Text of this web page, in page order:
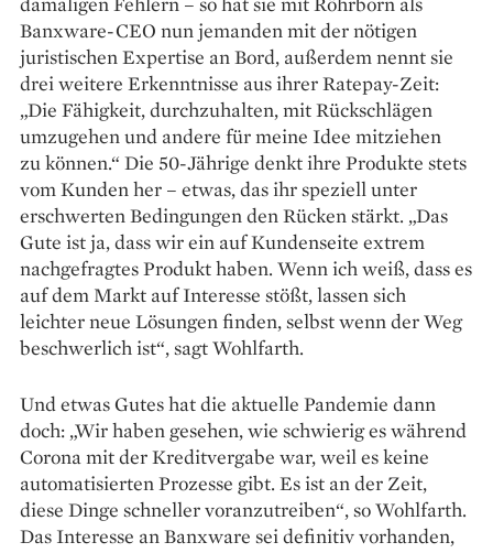
Banxware-CEO nun jemanden mit der nötigen
juristischen Expertise an Bord, außerdem nennt sie
drei weitere Erkenntnisse aus ihrer Ratepay-Zeit:
„Die Fähigkeit, durchzuhalten, mit Rückschlägen
umzugehen und andere für meine Idee mitziehen
zu ­können.“ Die 50-Jährige denkt ihre Produkte stets
vom Kunden her – etwas, das ihr ­speziell unter
erschwerten Bedingungen den Rücken stärkt. „Das
Gute ist ja, dass wir ein auf Kundenseite extrem
nachgefragtes Produkt haben. Wenn ich weiß, dass es
auf dem Markt auf Inte­resse stößt, lassen sich
leichter neue Lösungen finden, selbst wenn der Weg
beschwerlich ist“, sagt Wohlfarth.
Und etwas Gutes hat die aktuelle Pandemie dann
doch: „Wir haben gesehen, wie schwierig es während
Corona mit der Kreditvergabe war, weil es keine
automatisierten Prozesse gibt. Es ist an der Zeit,
diese Dinge schneller voranzutreiben“, so Wohlfarth.
Das Interesse an Banxware sei definitiv vorhanden,